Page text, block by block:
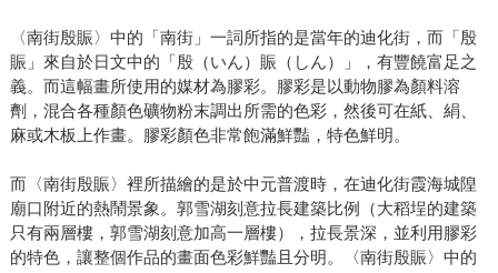
〈南街殷賑〉中的「南街」一詞所指的是當年的迪化街，而「殷
賑」來自於日文中的「殷（いん）賑（しん）」，有豐饒富足之
義。而這幅畫所使用的媒材為膠彩。膠彩是以動物膠為顏料溶
劑，混合各種顏色礦物粉末調出所需的色彩，然後可在紙、絹、
麻或木板上作畫。膠彩顏色非常飽滿鮮豔，特色鮮明。
而〈南街殷賑〉裡所描繪的是於中元普渡時，在迪化街霞海城隍
廟口附近的熱鬧景象。郭雪湖刻意拉長建築比例（大稻埕的建築
只有兩層樓，郭雪湖刻意加高一層樓），拉長景深，並利用膠彩
的特色，讓整個作品的畫面色彩鮮豔且分明。〈南街殷賑〉中的